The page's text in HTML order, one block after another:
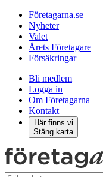
Företagarna.se
Nyheter
Valet
Årets Företagare
Försäkringar
Bli medlem
Logga in
Om Företagarna
Kontakt
Här finns vi
Stäng karta